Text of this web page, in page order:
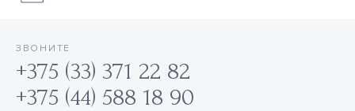
ЗВОНИТЕ
+375 (33) 371 22 82
+375 (44) 588 18 90